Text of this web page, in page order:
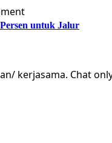
untuk Jalur
kerjasama. Chat